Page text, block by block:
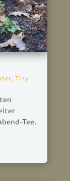
, Tiny
Tee.